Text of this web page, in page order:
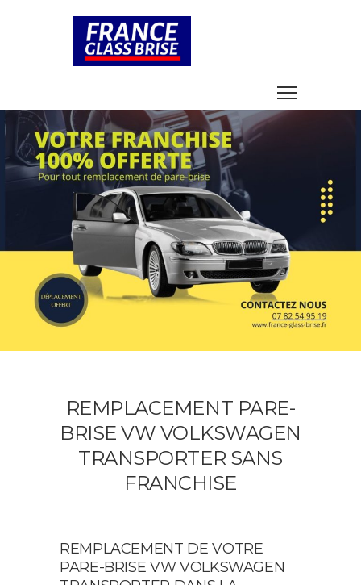
REMPLACEMENT PARE-
BRISE VW VOLKSWAGEN
TRANSPORTER SANS
FRANCHISE
REMPLACEMENT DE VOTRE
PARE-BRISE VW VOLKSWAGEN